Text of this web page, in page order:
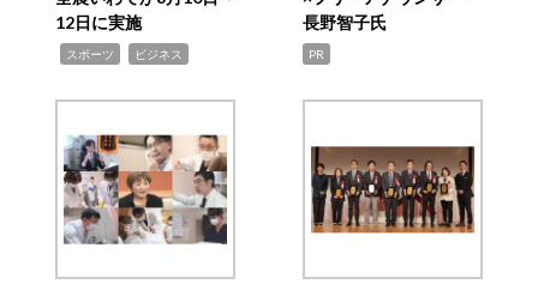
12日に実施
スポーツ ビジネス
長野智子氏
PR